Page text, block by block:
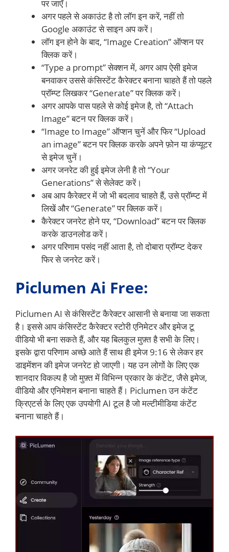
पर जाएँ।
अगर पहले से अकाउंट है तो लॉग इन करें, नहीं तो
Google अकाउंट से साइन अप करें।
लॉग इन होने के बाद, “Image Creation” ऑप्शन पर
क्लिक करें।
“Type a prompt” सेक्शन में, अगर आप ऐसी इमेज
बनवाकर उससे कंसिस्टेंट कैरेक्टर बनाना चाहते हैं तो पहले
प्रॉम्प्ट लिखकर “Generate” पर क्लिक करें।
अगर आपके पास पहले से कोई इमेज है, तो “Attach
Image” बटन पर क्लिक करें।
“Image to Image” ऑप्शन चुनें और फिर “Upload
an image” बटन पर क्लिक करके अपने फ़ोन या कंप्यूटर
से इमेज चुनें।
अगर जनरेट की हुई इमेज लेनी है तो “Your
Generations” से सेलेक्ट करें।
अब आप कैरेक्टर में जो भी बदलाव चाहते हैं, उसे प्रॉम्प्ट में
लिखें और “Generate” पर क्लिक करें।
कैरेक्टर जनरेट होने पर, “Download” बटन पर क्लिक
करके डाउनलोड करें।
अगर परिणाम पसंद नहीं आता है, तो दोबारा प्रॉम्प्ट देकर
फिर से जनरेट करें।
Piclumen Ai Free:
Piclumen AI से कंसिस्टेंट कैरेक्टर आसानी से बनाया जा सकता
है। इससे आप कंसिस्टेंट कैरेक्टर स्टोरी एनिमेटर और इमेज टू
वीडियो भी बना सकते हैं, और यह बिलकुल मुफ़्त है सभी के लिए।
इसके द्वारा परिणाम अच्छे आते हैं साथ ही इमेज 9:16 से लेकर हर
डाइमेंशन की इमेज जनरेट हो जाएगी। यह उन लोगों के लिए एक
शानदार विकल्प है जो मुफ़्त में विभिन्न प्रकार के कंटेंट, जैसे इमेज,
वीडियो और एनिमेशन बनाना चाहते हैं। Piclumen उन कंटेंट
क्रिएटर्स के लिए एक उपयोगी AI टूल है जो मल्टीमीडिया कंटेंट
बनाना चाहते हैं।